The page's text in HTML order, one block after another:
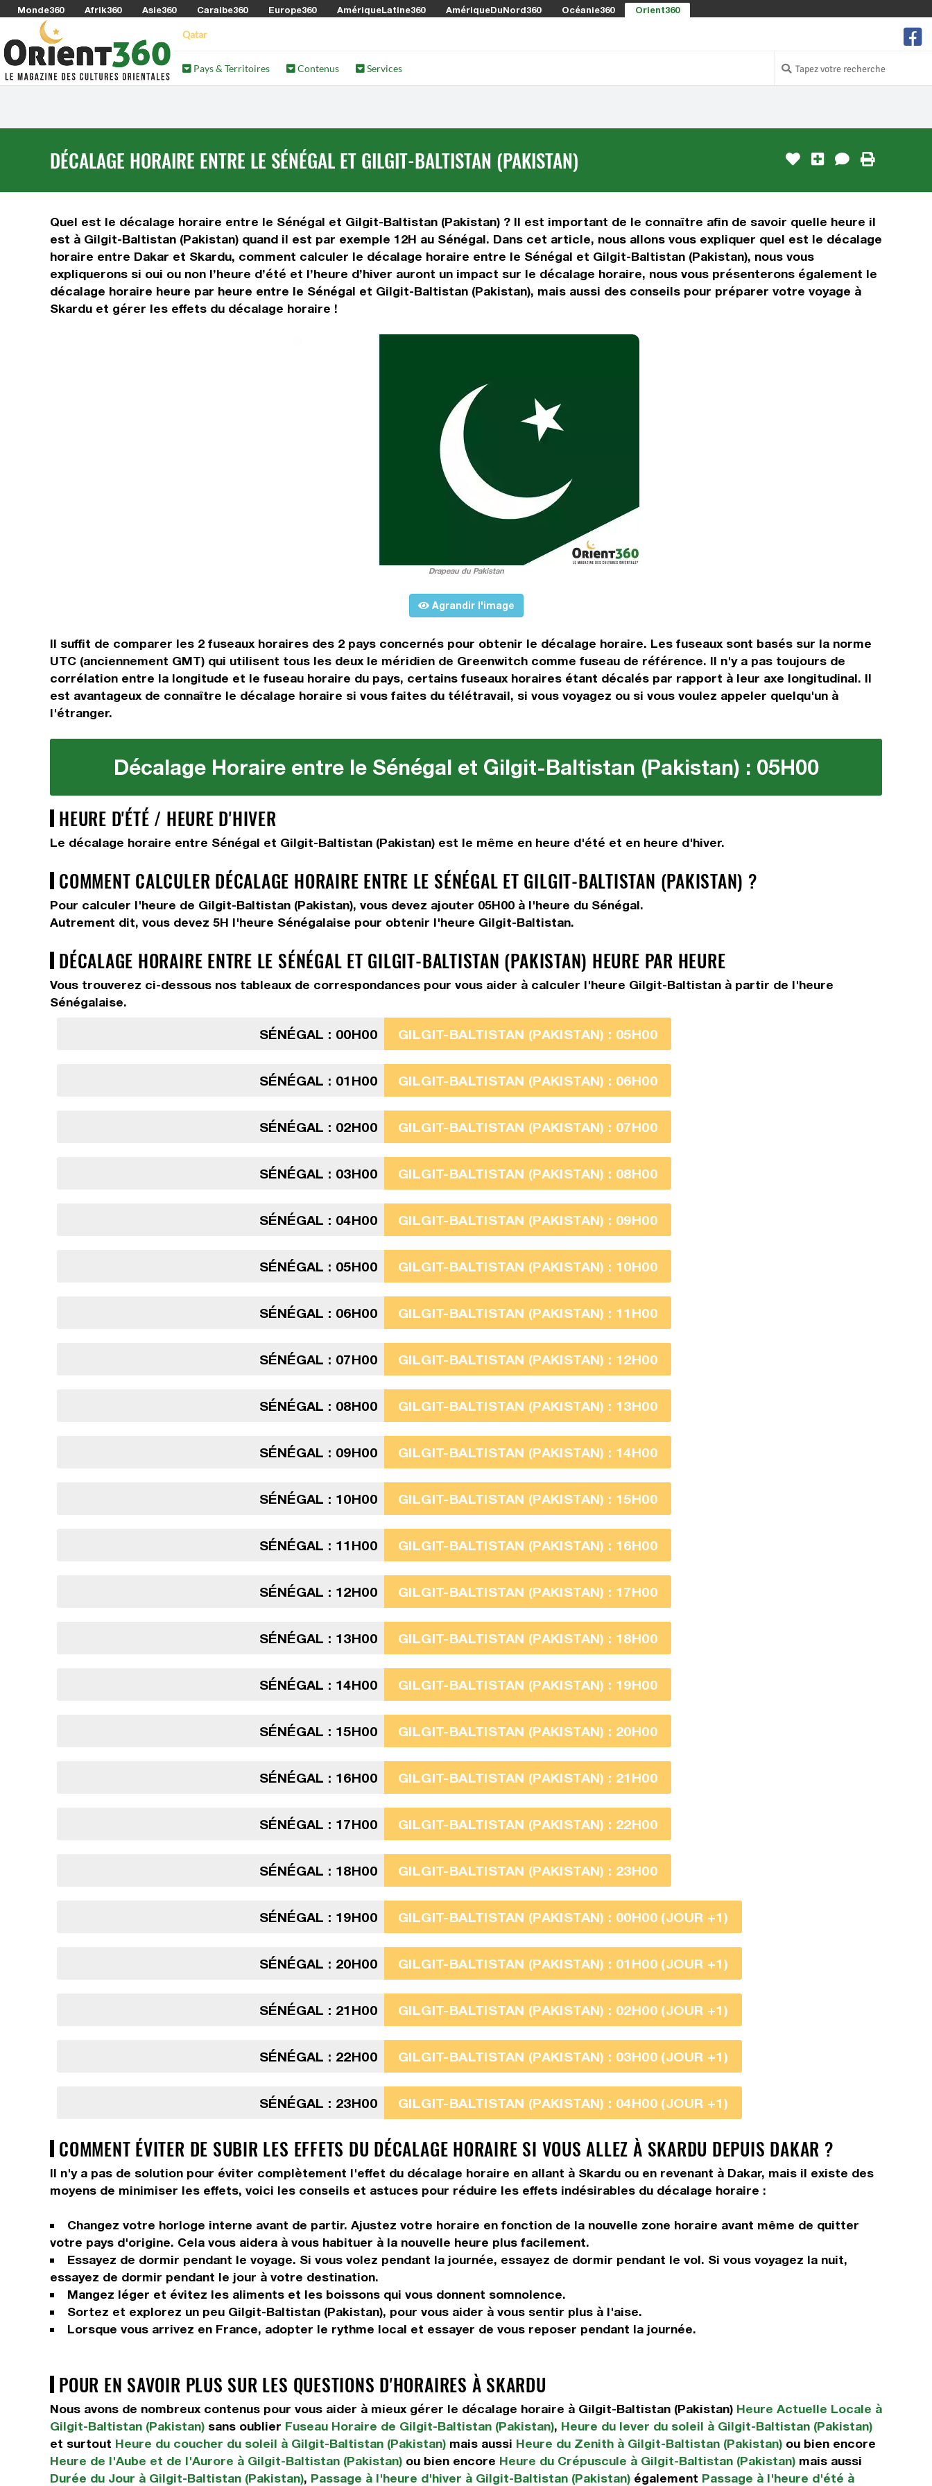
Monde360 Afrik360 Asie360 Caraibe360 Europe360 AmériqueLatine360 AmériqueDuNord360 Océanie360 Orient360
Qatar
Pays & Territoires Contenus Services
DÉCALAGE HORAIRE ENTRE LE SÉNÉGAL ET GILGIT-BALTISTAN (PAKISTAN)
Quel est le décalage horaire entre le Sénégal et Gilgit-Baltistan (Pakistan) ? Il est important de le connaître afin de savoir quelle heure il
est à Gilgit-Baltistan (Pakistan) quand il est par exemple 12H au Sénégal. Dans cet article, nous allons vous expliquer quel est le décalage
horaire entre Dakar et Skardu, comment calculer le décalage horaire entre le Sénégal et Gilgit-Baltistan (Pakistan), nous vous
expliquerons si oui ou non l’heure d’été et l’heure d’hiver auront un impact sur le décalage horaire, nous vous présenterons également le
décalage horaire heure par heure entre le Sénégal et Gilgit-Baltistan (Pakistan), mais aussi des conseils pour préparer votre voyage à
Skardu et gérer les effets du décalage horaire !
Drapeau du Pakistan
Agrandir l'image
Il suffit de comparer les 2 fuseaux horaires des 2 pays concernés pour obtenir le décalage horaire. Les fuseaux sont basés sur la norme
UTC (anciennement GMT) qui utilisent tous les deux le méridien de Greenwitch comme fuseau de référence. Il n'y a pas toujours de
corrélation entre la longitude et le fuseau horaire du pays, certains fuseaux horaires étant décalés par rapport à leur axe longitudinal. Il
est avantageux de connaître le décalage horaire si vous faites du télétravail, si vous voyagez ou si vous voulez appeler quelqu'un à
l'étranger.
Décalage Horaire entre le Sénégal et Gilgit-Baltistan (Pakistan) : 05H00
HEURE D'ÉTÉ / HEURE D'HIVER
Le décalage horaire entre Sénégal et Gilgit-Baltistan (Pakistan) est le même en heure d'été et en heure d'hiver.
COMMENT CALCULER DÉCALAGE HORAIRE ENTRE LE SÉNÉGAL ET GILGIT-BALTISTAN (PAKISTAN) ?
Pour calculer l'heure de Gilgit-Baltistan (Pakistan), vous devez ajouter 05H00 à l'heure du Sénégal.
Autrement dit, vous devez 5H l'heure Sénégalaise pour obtenir l'heure Gilgit-Baltistan.
DÉCALAGE HORAIRE ENTRE LE SÉNÉGAL ET GILGIT-BALTISTAN (PAKISTAN) HEURE PAR HEURE
Vous trouverez ci-dessous nos tableaux de correspondances pour vous aider à calculer l'heure Gilgit-Baltistan à partir de l'heure
Sénégalaise.
SÉNÉGAL : 00H00 GILGIT-BALTISTAN (PAKISTAN) : 05H00
SÉNÉGAL : 01H00 GILGIT-BALTISTAN (PAKISTAN) : 06H00
SÉNÉGAL : 02H00 GILGIT-BALTISTAN (PAKISTAN) : 07H00
SÉNÉGAL : 03H00 GILGIT-BALTISTAN (PAKISTAN) : 08H00
SÉNÉGAL : 04H00 GILGIT-BALTISTAN (PAKISTAN) : 09H00
SÉNÉGAL : 05H00 GILGIT-BALTISTAN (PAKISTAN) : 10H00
SÉNÉGAL : 06H00 GILGIT-BALTISTAN (PAKISTAN) : 11H00
SÉNÉGAL : 07H00 GILGIT-BALTISTAN (PAKISTAN) : 12H00
SÉNÉGAL : 08H00 GILGIT-BALTISTAN (PAKISTAN) : 13H00
SÉNÉGAL : 09H00 GILGIT-BALTISTAN (PAKISTAN) : 14H00
SÉNÉGAL : 10H00 GILGIT-BALTISTAN (PAKISTAN) : 15H00
SÉNÉGAL : 11H00 GILGIT-BALTISTAN (PAKISTAN) : 16H00
SÉNÉGAL : 12H00 GILGIT-BALTISTAN (PAKISTAN) : 17H00
SÉNÉGAL : 13H00 GILGIT-BALTISTAN (PAKISTAN) : 18H00
SÉNÉGAL : 14H00 GILGIT-BALTISTAN (PAKISTAN) : 19H00
SÉNÉGAL : 15H00 GILGIT-BALTISTAN (PAKISTAN) : 20H00
SÉNÉGAL : 16H00 GILGIT-BALTISTAN (PAKISTAN) : 21H00
SÉNÉGAL : 17H00 GILGIT-BALTISTAN (PAKISTAN) : 22H00
SÉNÉGAL : 18H00 GILGIT-BALTISTAN (PAKISTAN) : 23H00
SÉNÉGAL : 19H00 GILGIT-BALTISTAN (PAKISTAN) : 00H00 (JOUR +1)
SÉNÉGAL : 20H00 GILGIT-BALTISTAN (PAKISTAN) : 01H00 (JOUR +1)
SÉNÉGAL : 21H00 GILGIT-BALTISTAN (PAKISTAN) : 02H00 (JOUR +1)
SÉNÉGAL : 22H00 GILGIT-BALTISTAN (PAKISTAN) : 03H00 (JOUR +1)
SÉNÉGAL : 23H00 GILGIT-BALTISTAN (PAKISTAN) : 04H00 (JOUR +1)
COMMENT ÉVITER DE SUBIR LES EFFETS DU DÉCALAGE HORAIRE SI VOUS ALLEZ À SKARDU DEPUIS DAKAR ?
Il n'y a pas de solution pour éviter complètement l'effet du décalage horaire en allant à Skardu ou en revenant à Dakar, mais il existe des
moyens de minimiser les effets, voici les conseils et astuces pour réduire les effets indésirables du décalage horaire :
Changez votre horloge interne avant de partir. Ajustez votre horaire en fonction de la nouvelle zone horaire avant même de quitter
votre pays d'origine. Cela vous aidera à vous habituer à la nouvelle heure plus facilement.
Essayez de dormir pendant le voyage. Si vous volez pendant la journée, essayez de dormir pendant le vol. Si vous voyagez la nuit,
essayez de dormir pendant le jour à votre destination.
Mangez léger et évitez les aliments et les boissons qui vous donnent somnolence.
Sortez et explorez un peu Gilgit-Baltistan (Pakistan), pour vous aider à vous sentir plus à l'aise.
Lorsque vous arrivez en France, adopter le rythme local et essayer de vous reposer pendant la journée.
POUR EN SAVOIR PLUS SUR LES QUESTIONS D'HORAIRES À SKARDU
Nous avons de nombreux contenus pour vous aider à mieux gérer le décalage horaire à Gilgit-Baltistan (Pakistan) Heure Actuelle Locale à
Gilgit-Baltistan (Pakistan) sans oublier Fuseau Horaire de Gilgit-Baltistan (Pakistan), Heure du lever du soleil à Gilgit-Baltistan (Pakistan)
et surtout Heure du coucher du soleil à Gilgit-Baltistan (Pakistan) mais aussi Heure du Zenith à Gilgit-Baltistan (Pakistan) ou bien encore
Heure de l'Aube et de l'Aurore à Gilgit-Baltistan (Pakistan) ou bien encore Heure du Crépuscule à Gilgit-Baltistan (Pakistan) mais aussi
Durée du Jour à Gilgit-Baltistan (Pakistan), Passage à l'heure d'hiver à Gilgit-Baltistan (Pakistan) également Passage à l'heure d'été à